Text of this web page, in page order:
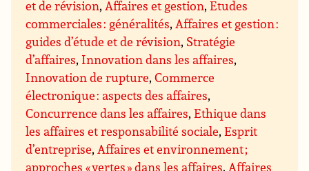
et de révision,Affaires et gestion,Etudes
commerciales : généralités,Affaires et gestion :
guides d’étude et de révision, Stratégie
d’affaires, Innovation dans les affaires,
Innovation de rupture,Commerce
électronique : aspects des affaires,
Concurrence dans les affaires,Ethique dans
les affaires et responsabilité sociale,Esprit
d’entreprise,Affaires et environnement ;
approches « vertes » dans les affaires,Affaires